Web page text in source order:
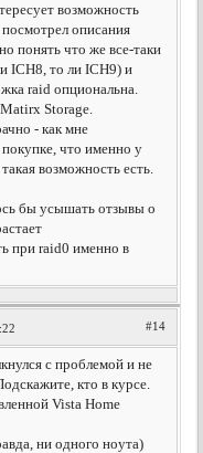
возможность
описания
понять что же все-таки
ICH8, то ли ICH9) и
raid опциональна.
Storage.
- как мне
что именно у
возможность есть.
бы усышать отзывы о
при raid0 именно в
#14
с проблемой и не
кто в курсе.
Vista Home
ни одного ноута)